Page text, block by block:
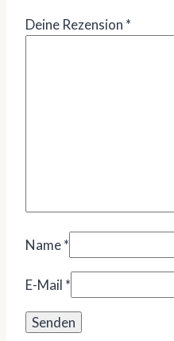
Deine Rezension *
Name*
E-Mail *